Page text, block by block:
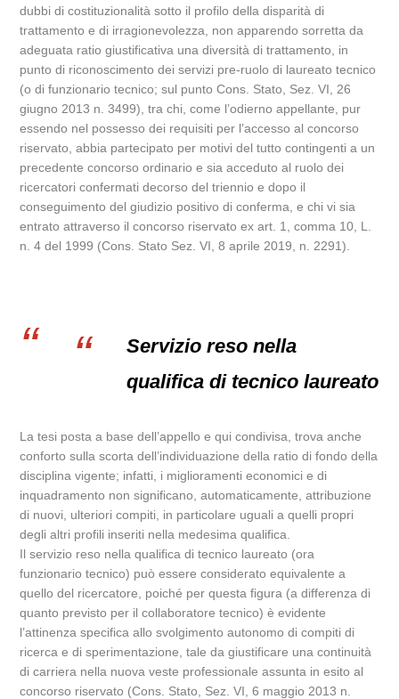
dubbi di costituzionalità sotto il profilo della disparità di
trattamento e di irragionevolezza, non apparendo sorretta da
adeguata ratio giustificativa una diversità di trattamento, in
punto di riconoscimento dei servizi pre-ruolo di laureato tecnico
(o di funzionario tecnico; sul punto Cons. Stato, Sez. VI, 26
giugno 2013 n. 3499), tra chi, come l’odierno appellante, pur
essendo nel possesso dei requisiti per l’accesso al concorso
riservato, abbia partecipato per motivi del tutto contingenti a un
precedente concorso ordinario e sia acceduto al ruolo dei
ricercatori confermati decorso del triennio e dopo il
conseguimento del giudizio positivo di conferma, e chi vi sia
entrato attraverso il concorso riservato ex art. 1, comma 10, L.
n. 4 del 1999 (Cons. Stato Sez. VI, 8 aprile 2019, n. 2291).
Servizio reso nella
qualifica di tecnico laureato
La tesi posta a base dell’appello e qui condivisa, trova anche
conforto sulla scorta dell’individuazione della ratio di fondo della
disciplina vigente; infatti, i miglioramenti economici e di
inquadramento non significano, automaticamente, attribuzione
di nuovi, ulteriori compiti, in particolare uguali a quelli propri
degli altri profili inseriti nella medesima qualifica.
Il servizio reso nella qualifica di tecnico laureato (ora
funzionario tecnico) può essere considerato equivalente a
quello del ricercatore, poiché per questa figura (a differenza di
quanto previsto per il collaboratore tecnico) è evidente
l’attinenza specifica allo svolgimento autonomo di compiti di
ricerca e di sperimentazione, tale da giustificare una continuità
di carriera nella nuova veste professionale assunta in esito al
concorso riservato (Cons. Stato, Sez. VI, 6 maggio 2013 n.